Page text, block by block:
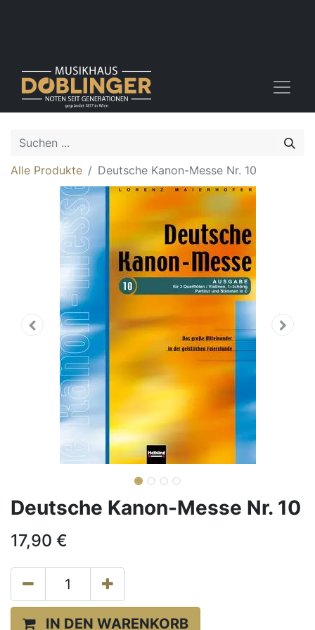
Alle Produkte Deutsche Kanon-Messe Nr. 10
Deutsche Kanon-Messe Nr. 10
17,90 €
IN DEN WARENKORB